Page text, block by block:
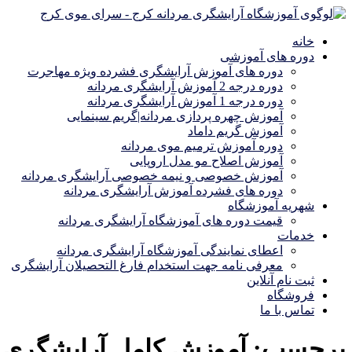
خانه
دوره های آموزشی
دوره های آموزش آرایشگری فشرده ویژه مهاجرت
دوره درجه 2 آموزش آرایشگری مردانه
دوره درجه 1 آموزش آرایشگری مردانه
آموزش چهره پردازی مردانه|گریم سینمایی
آموزش گریم داماد
دوره آموزش ترمیم موی مردانه
آموزش اصلاح مو مدل اروپایی
آموزش خصوصی و نیمه خصوصی آرایشگری مردانه
دوره های فشرده آموزش آرایشگری مردانه
شهریه آموزشگاه
قیمت دوره های آموزشگاه آرایشگری مردانه
خدمات
اعطای نمایندگی آموزشگاه آرایشگری مردانه
معرفی نامه جهت استخدام فارغ التحصیلان آرایشگری
ثبت نام آنلاین
فروشگاه
تماس با ما